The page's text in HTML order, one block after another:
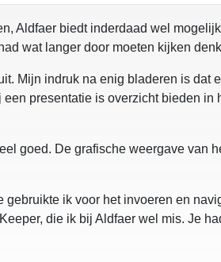
Aldfaer biedt inderdaad wel
wat langer door moeten kijken
Mijn indruk na enig bladeren is
presentatie is overzicht bieden
goed. De grafische weergave van
gebruikte ik voor het invoeren en
die ik bij Aldfaer wel mis. Je